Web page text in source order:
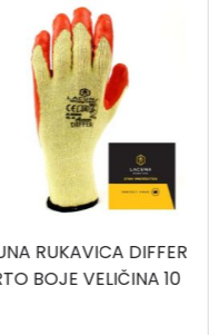
RADNE RUKAVICE
VELIČINA 8